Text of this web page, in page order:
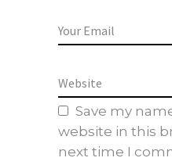
Save my
website in this
next time I